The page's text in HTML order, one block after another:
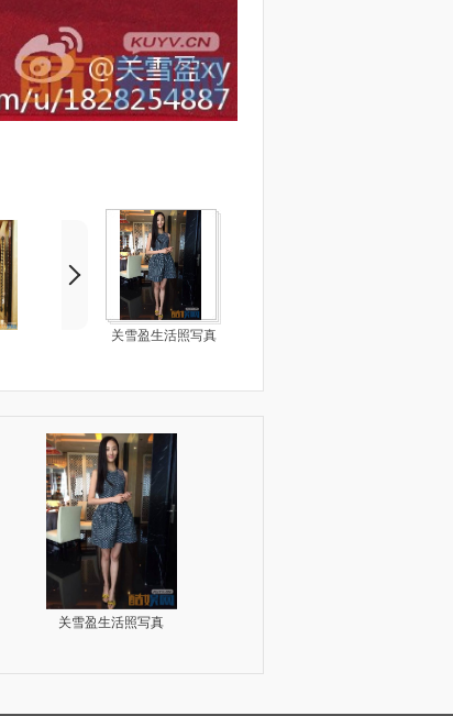
关雪盈生活照写真
雪盈《通天狄仁杰》剧照写真